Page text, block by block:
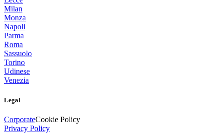
Milan
Monza
Napoli
Parma
Roma
Sassuolo
Torino
Udinese
Venezia
Legal
CorporateCookie Policy
Privacy Policy